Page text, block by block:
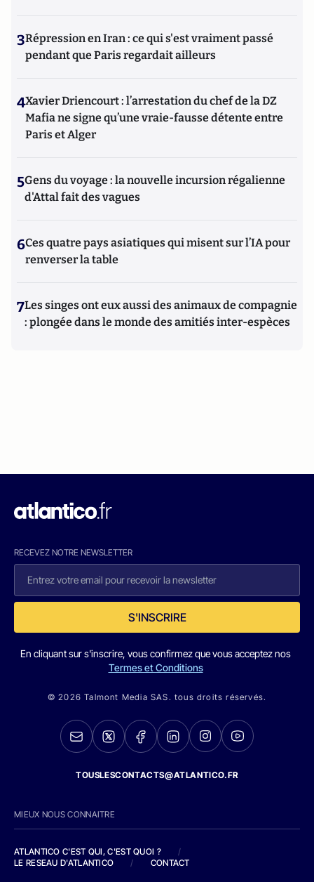
3Répression en Iran : ce qui s'est vraiment passé
pendant que Paris regardait ailleurs
4Xavier Driencourt : l’arrestation du chef de la DZ
Mafia ne signe qu’une vraie-fausse détente entre
Paris et Alger
5Gens du voyage : la nouvelle incursion régalienne
d'Attal fait des vagues
6Ces quatre pays asiatiques qui misent sur l’IA pour
renverser la table
7Les singes ont eux aussi des animaux de compagnie
: plongée dans le monde des amitiés inter-espèces
RECEVEZ NOTRE NEWSLETTER
S'INSCRIRE
En cliquant sur s'inscrire, vous confirmez que vous acceptez nos
Termes et Conditions
© 2026 Talmont Media SAS. tous droits réservés.
TOUSLESCONTACTS@ATLANTICO.FR
MIEUX NOUS CONNAITRE
ATLANTICO C'EST QUI, C'EST QUOI ?
/
LE RESEAU D'ATLANTICO
/ CONTACT